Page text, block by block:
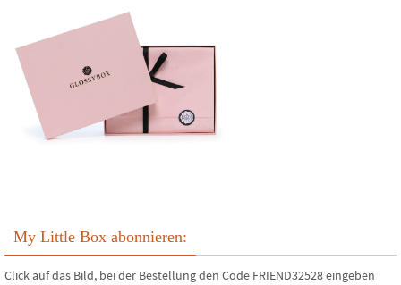
My Little Box abonnieren:
Click auf das Bild, bei der Bestellung den Code FRIEND32528 eingeben